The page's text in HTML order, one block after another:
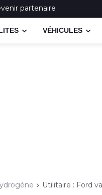
partenaire
VÉHICULES
Utilitaire : Ford